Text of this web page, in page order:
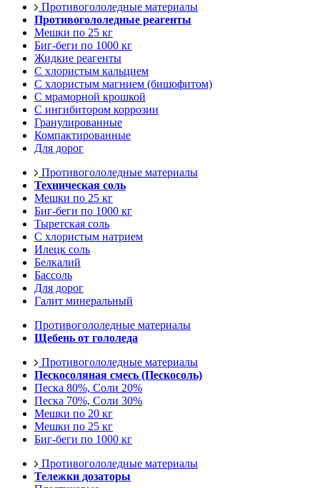
Противогололедные материалы
Противогололедные реагенты
Мешки по 25 кг
Биг-беги по 1000 кг
Жидкие реагенты
С хлористым кальцием
С хлористым магнием (бишофитом)
С мраморной крошкой
С ингибитором коррозии
Гранулированные
Компактированные
Для дорог
Противогололедные материалы
Техническая соль
Мешки по 25 кг
Биг-беги по 1000 кг
Тыретская соль
С хлористым натрием
Илецк соль
Белкалий
Бассоль
Для дорог
Галит минеральный
Противогололедные материалы
Щебень от гололеда
Противогололедные материалы
Пескосоляная смесь (Пескосоль)
Песка 80%, Соли 20%
Песка 70%, Соли 30%
Мешки по 20 кг
Мешки по 25 кг
Биг-беги по 1000 кг
Противогололедные материалы
Тележки дозаторы